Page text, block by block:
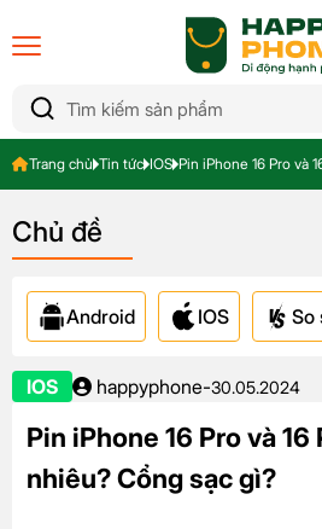
Trang chủ Tin tức IOS Pin iPhone 16 Pro và
Chủ đề
Android IOS So
IOS happyphone-30.05.2024
Pin iPhone 16 Pro và 16
nhiêu? Cổng sạc gì?